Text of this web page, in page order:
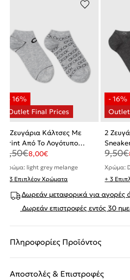
2 Ζευγάρια Κάλτσες Με
Print Από Το Λογότυπο
Calvin Klein
9,50€8,00€
Χρώμα: light grey melange
+ 3 Επιπλέον Χρώματα
2
9,50€
Χρώμα:
+ 3
Δωρεάν μεταφορικά για αγορές
Δωρεάν επιστροφές εντός 30
Πληροφορίες Προϊόντος
Αποστολές & Επιστροφές